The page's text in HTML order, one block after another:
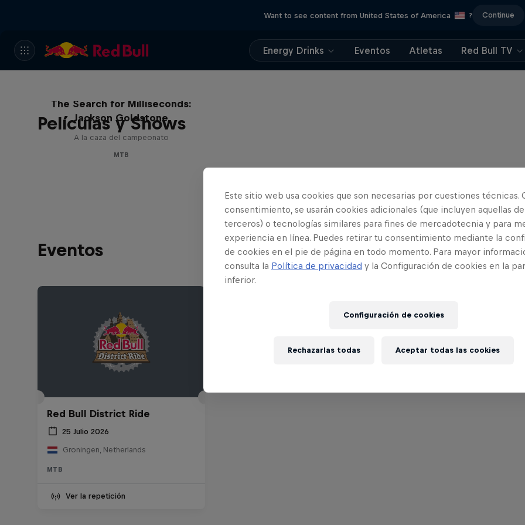
Want to see content from United States of America ? Continue
Energy Drinks Eventos Atletas Red Bull TV
Películas y Shows
The Search for Milliseconds:
Jackson Goldstone
A la caza del campeonato
MTB
Eventos
Red Bull District Ride
25 Julio 2026
Groningen, Netherlands
MTB
Ver la repetición
Este sitio web usa cookies que son necesarias por cuestiones técnicas.
consentimiento, se usarán cookies adicionales (que incluyen aquellas de
terceros) o tecnologías similares para fines de mercadotecnia y para
experiencia en línea. Puedes retirar tu consentimiento mediante la
de cookies en el pie de página en todo momento. Para mayor
consulta la Política de privacidad y la Configuración de cookies en la
inferior.
Configuración de cookies
Rechazarlas todas Aceptar todas las cookies